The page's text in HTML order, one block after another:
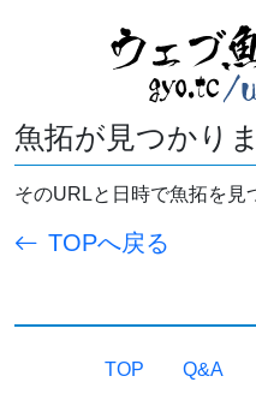
魚拓が見つかり
そのURLと日時で魚拓を見
TOPへ戻る
TOP Q&A